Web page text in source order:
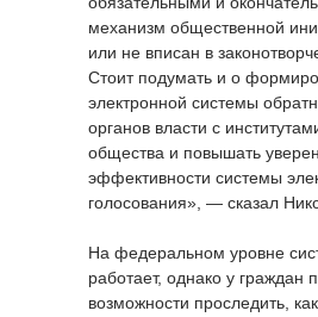
механизм общественной
или не вписан в
Стоит подумать и о
электронной системы
органов власти с
общества и повышать
эффективности системы
голосования», — сказал
На федеральном уровне
работает, однако у граждан
возможности проследить,